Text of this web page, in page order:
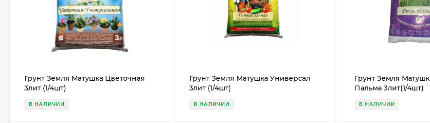
Грунт Земля Матушка Цветочная
3лит (1/4шт)
В НАЛИЧИИ
Грунт Земля Матушка Универсал
3лит (1/4шт)
В НАЛИЧИИ
Грунт Земля
Пальма 3лит(1/4шт)
В НАЛИЧИИ